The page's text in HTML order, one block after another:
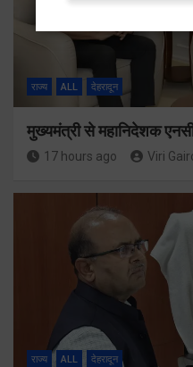
राज्य ALL देहरादून
मुख्यमंत्री से महानिदेशक
17 hours ago Viri
राज्य ALL देहरादून